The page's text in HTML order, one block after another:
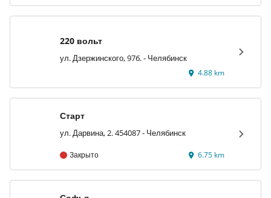
220 вольт
ул. Дзержинского, 97б. - Челябинск
4.88 km
Старт
ул. Дарвина, 2. 454087 - Челябинск
Закрыто 6.75 km